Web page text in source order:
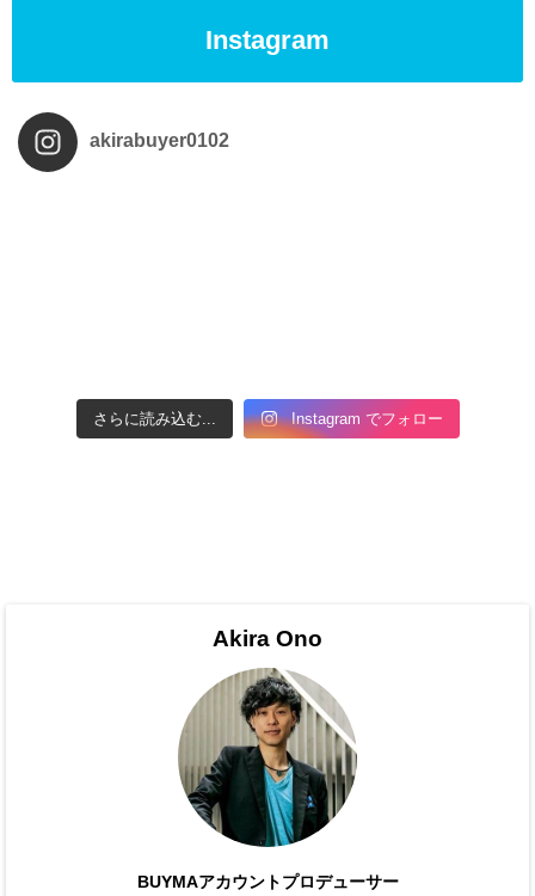
Instagram
akirabuyer0102
さらに読み込む... Instagram でフォロー
Akira Ono
BUYMAアカウントプロデューサー